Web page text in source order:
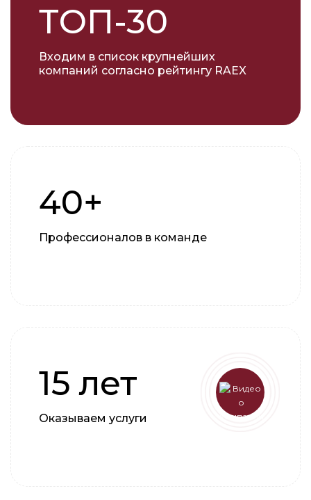
ТОП-30
Входим в список крупнейших
компаний согласно рейтингу RAEX
40+
Профессионалов в команде
15 лет
Оказываем услуги